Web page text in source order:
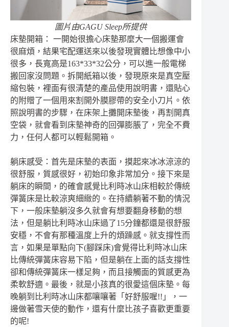
圖片由GAGU Sleep所提供
床墊開箱： 一開始很擔心床墊那麼大一個搬運會
很麻煩，結果宅配運送來以後發現實體比想像中小
很多，長寬高是163*33*32公分，可以進一般電梯
搬回家沒問題。拆開紙箱以後，發現原來是真空壓
縮包裝，裡面有很清楚的產品使用說明書，還貼心
的附贈了一個用來割開外膜膠帶的安全小刀片。依
照說明書的步驟，在床架上攤開床墊後，再割開真
空袋，就會看到床墊神奇的回彈膨脹了，完全不費
力，任何人都可以輕鬆開箱。
躺床感受：首先是床墊的表面，摸起來冰冰涼涼的
很舒服，質感很好，初始印象非常加分。接下來是
躺床的瞬間，的確會感覺比利時冰山床相較於傳統
彈簧床是比較涼爽細緻的。在持續躺著不動的情況
下，一般床墊躺沒多久就會有想要翻身移動的想
法，但是躺比利時冰山床過了15分鐘都還是很舒服
安穩，不會有那種溫度上升的煩躁感。就支撐性而
言，如果是單點向下(腳踩床)會覺得比利時冰山床
比傳統彈簧床容易下陷，但是躺在上面的話支撐性
卻和傳統彈簧床一樣足夠，而且接觸面的質感更為
柔軟舒適。最後，就是小孩真的很愛這個床墊。每
晚躺到比利時冰山床都嚷嚷著「好舒服喔!!」，一
邊做著雪天使的動作，還有什麼比孩子喜歡更重要
的呢!